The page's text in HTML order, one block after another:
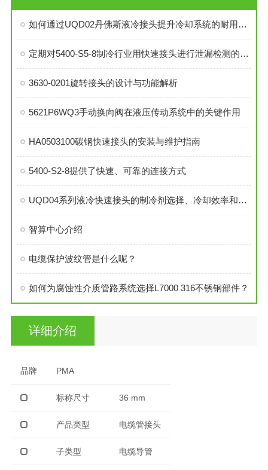
如何通过UQD02丹佛斯液冷接头提升冷却系统的耐用性？
定期对5400-S5-8制冷行业用快速接头进行泄漏检测的必要性与操作方法
3630-0201旋转接头的设计与功能解析
5621P6WQ3手动换向阀在液压传动系统中的关键作用
HA0503100碳钢快速接头的安装与维护指南
5400-S2-8提供了快速、可靠的连接方式
UQD04系列液冷快速接头的制冷剂选择、冷却效率和可靠性分析
智算中心介绍
电缆保护波纹管是什么呢？
如何为腐蚀性介质管路系统选择L7000 316不锈钢部件？
详细介绍
品牌 PMA
标称尺寸 36 mm
产品类型 电缆管接头
子类型 电缆导管